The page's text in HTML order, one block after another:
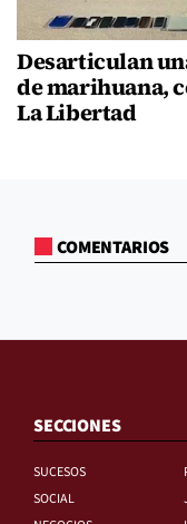
Desarticulan
de marihuana,
La Libertad
COMENTARIOS
SECCIONES
SUCESOS
SOCIAL